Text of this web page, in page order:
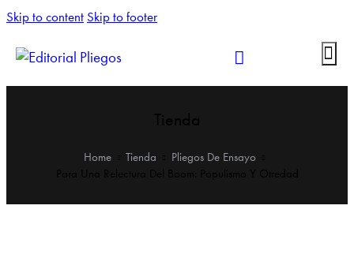
Skip to content Skip to footer
Home Tienda
Pliegos De Ensayo